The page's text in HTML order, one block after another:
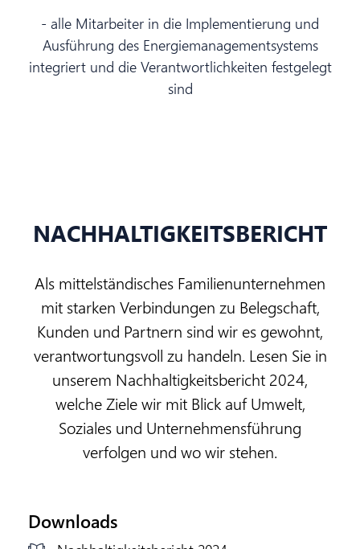
- alle Mitarbeiter in die Implementierung und
Ausführung des Energiemanagementsystems
integriert und die Verantwortlichkeiten festgelegt
sind
NACHHALTIGKEITSBERICHT
Als mittelständisches Familienunternehmen
mit starken Verbindungen zu Belegschaft,
Kunden und Partnern sind wir es gewohnt,
verantwortungsvoll zu handeln. Lesen Sie in
unserem Nachhaltigkeitsbericht 2024,
welche Ziele wir mit Blick auf Umwelt,
Soziales und Unternehmensführung
verfolgen und wo wir stehen.
Downloads